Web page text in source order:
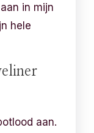
in mijn
hele
aan.